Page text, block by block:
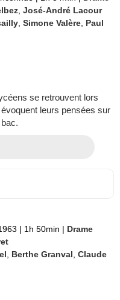
,José-André Lacour
,Simone Valère Paul
se retrouvent lors
leurs pensées sur
| 1h 50min | Drame
Berthe Granval ,Claude